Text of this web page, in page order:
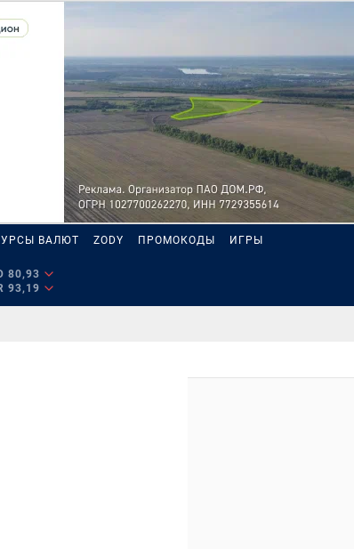
ВАЛЮТ ZODY ПРОМОКОДЫ ИГРЫ
80,93
93,19